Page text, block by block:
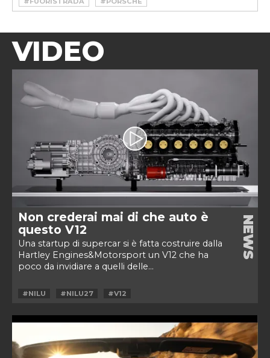
VIDEO
Non crederai mai di che auto è
questo V12
Una startup di supercar si è fatta costruire dalla
Hartley Engines&Motorsport un V12 che ha
poco da invidiare a quelli delle...
NEWS
#NILU #NILU27 #V12